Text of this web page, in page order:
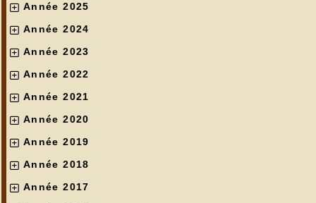
Année 2025
Année 2024
Année 2023
Année 2022
Année 2021
Année 2020
Année 2019
Année 2018
Année 2017